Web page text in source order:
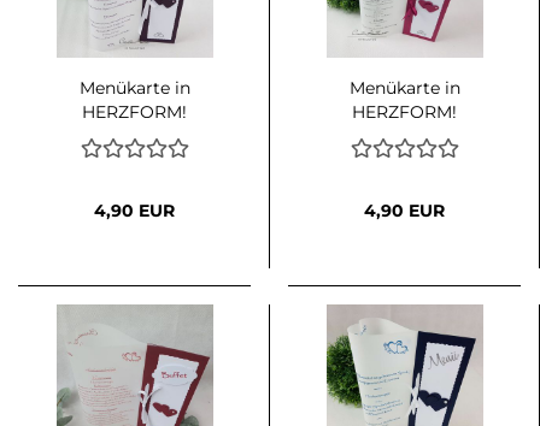
Menükarte in
HERZFORM!
Traumlicht in
Aubergine-Weiß
4,90 EUR
Menükarte in
HERZFORM!
Traumlicht in Beere-
Weiß
4,90 EUR